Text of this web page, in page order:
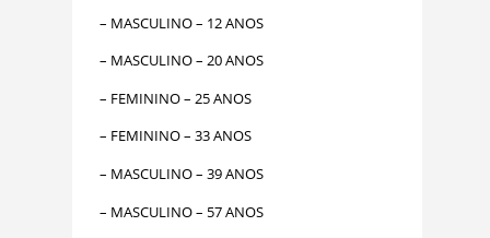
– MASCULINO – 12 ANOS
– MASCULINO – 20 ANOS
– FEMININO – 25 ANOS
– FEMININO – 33 ANOS
– MASCULINO – 39 ANOS
– MASCULINO – 57 ANOS